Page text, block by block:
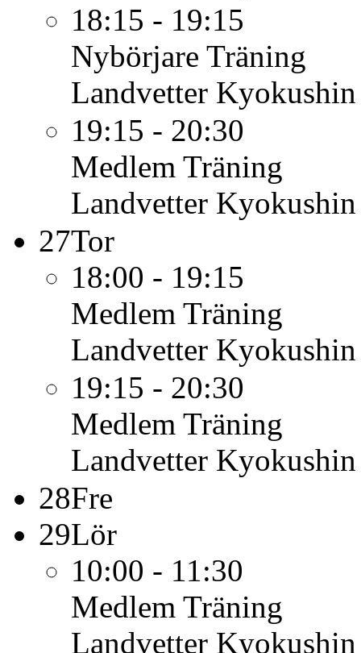
18:15 - 19:15
Nybörjare Träning
Landvetter
19:15 - 20:30
Medlem Träning
Landvetter
27Tor
18:00 - 19:15
Medlem Träning
Landvetter
19:15 - 20:30
Medlem Träning
Landvetter
28Fre
29Lör
10:00 - 11:30
Medlem Träning
Landvetter